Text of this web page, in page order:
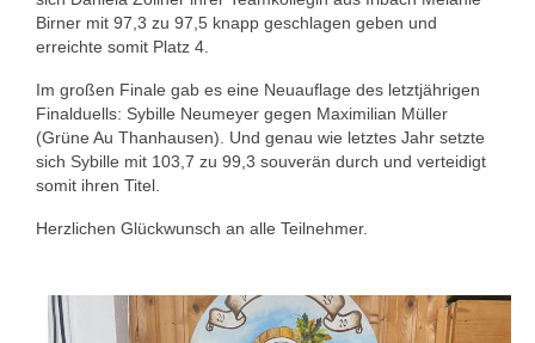
Birner mit 97,3 zu 97,5 knapp geschlagen geben und
erreichte somit Platz 4.
Im großen Finale gab es eine Neuauflage des letztjährigen
Finalduells: Sybille Neumeyer gegen Maximilian Müller
(Grüne Au Thanhausen). Und genau wie letztes Jahr setzte
sich Sybille mit 103,7 zu 99,3 souverän durch und verteidigt
somit ihren Titel.
Herzlichen Glückwunsch an alle Teilnehmer.